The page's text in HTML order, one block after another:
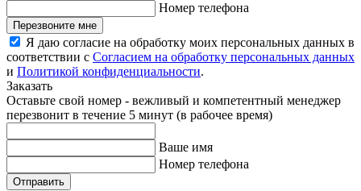
Номер телефона
Перезвоните мне
Я даю согласие на обработку моих персональных данных в
соответствии с Согласием на обработку персональных данных
и Политикой конфиденциальности.
Заказать
Оставьте свой номер - вежливый и компетентный менеджер
перезвонит в течение 5 минут (в рабочее время)
Ваше имя
Номер телефона
Отправить